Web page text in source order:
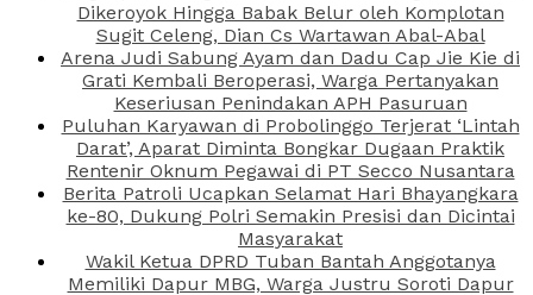
Dikeroyok Hingga Babak Belur oleh Komplotan
Sugit Celeng, Dian Cs Wartawan Abal-Abal
Arena Judi Sabung Ayam dan Dadu Cap Jie Kie di
Grati Kembali Beroperasi, Warga Pertanyakan
Keseriusan Penindakan APH Pasuruan
Puluhan Karyawan di Probolinggo Terjerat ‘Lintah
Darat’, Aparat Diminta Bongkar Dugaan Praktik
Rentenir Oknum Pegawai di PT Secco Nusantara
Berita Patroli Ucapkan Selamat Hari Bhayangkara
ke-80, Dukung Polri Semakin Presisi dan Dicintai
Masyarakat
Wakil Ketua DPRD Tuban Bantah Anggotanya
Memiliki Dapur MBG, Warga Justru Soroti Dapur